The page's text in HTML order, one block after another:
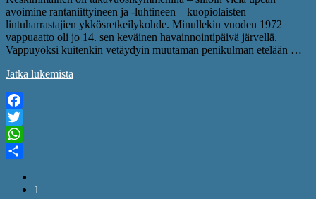
avoimine rantaniittyineen ja -luhtineen – kuopiolaisten
lintuharrastajien ykkösretkeilykohde. Minullekin vuoden 1972
vappuaatto oli jo 14. sen keväinen havainnointipäivä järvellä.
Vappuyöksi kuitenkin vetäydyin muutaman penikulman etelään …
Jatka lukemista
Facebook
Twitter
WhatsApp
1